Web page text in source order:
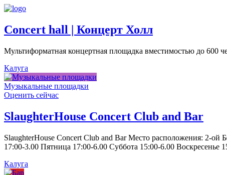
Concert hall | Концерт Холл
Мультиформатная концертная площадка вместимостью до 600
Калуга
Музыкальные площадки
Оценить сейчас
SlaughterHouse Concert Club and Bar
SlaughterHouse Concert Club and Bar Место расположения: 2-
17:00-3.00 Пятница 17:00-6.00 Суббота 15:00-6.00 Воскресенье
Калуга